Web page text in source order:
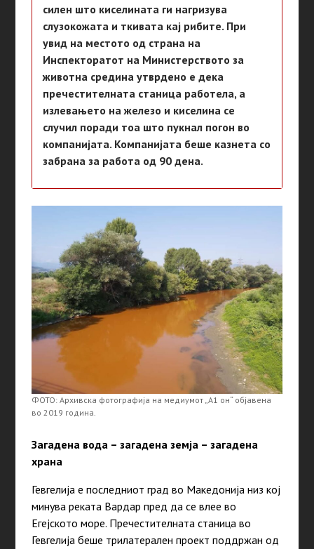
силен што киселината ги нагризува
слузокожата и ткивата кај рибите. При
увид на местото од страна на
Инспекторатот на Министерството за
животна средина утврдено е дека
пречестителната станица работела, а
излевањето на железо и киселина се
случил поради тоа што пукнал погон во
компанијата. Компанијата беше казнета со
забрана за работа од 90 дена.
ФОТО: Архивска фотографија на медиумот „А1 он“ објавена
во 2019 година.
Загадена вода – загадена земја – загадена
храна
Гевгелија е последниот град во Македонија низ кој
минува реката Вардар пред да се влее во
Егејското море. Пречестителната станица во
Гевгелија беше трилатерален проект поддржан од